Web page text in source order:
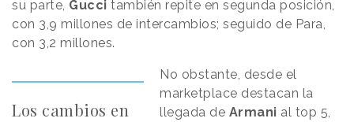
su parte, Gucci también repite en segunda posición,
con 3,9 millones de intercambios; seguido de Para,
con 3,2 millones.
Los cambios en
No obstante, desde el
marketplace destacan la
llegada de Armani al top 5,